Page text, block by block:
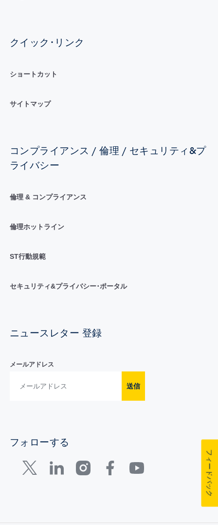
クイック･リンク
ショートカット
サイトマップ
コンプライアンス / 倫理 / セキュリティ&プ
ライバシー
倫理 & コンプライアンス
倫理ホットライン
ST行動規範
セキュリティ&プライバシー･ポータル
ニュースレター 登録
メールアドレス
送信
フォローする
フィードバック